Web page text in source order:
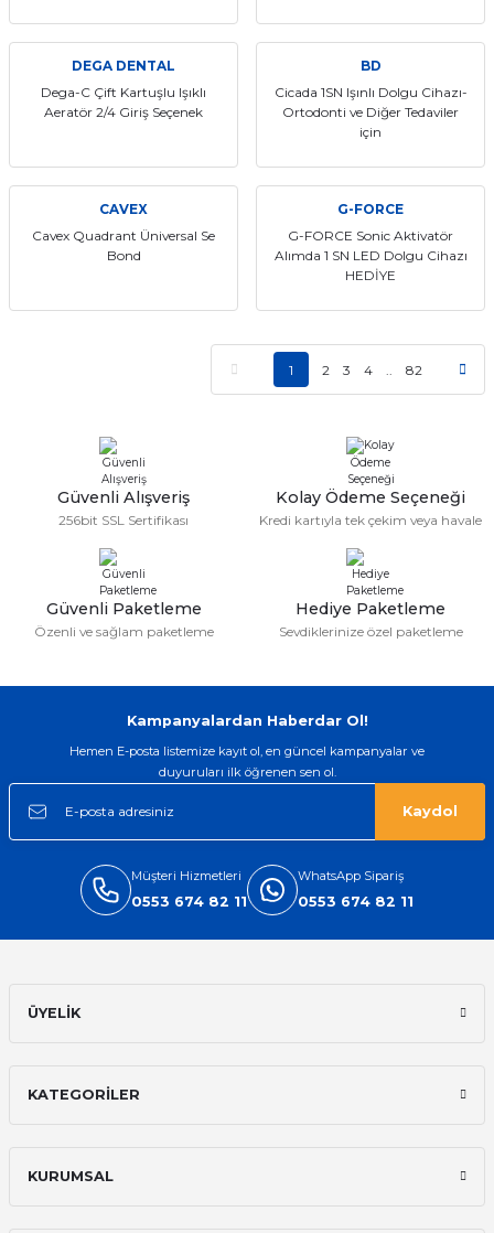
DEGA DENTAL
Dega-C Çift Kartuşlu Işıklı
Aeratör 2/4 Giriş Seçenek
BD
Cicada 1SN Işınlı Dolgu Cihazı-
Ortodonti ve Diğer Tedaviler
için
CAVEX
Cavex Quadrant Üniversal Se
Bond
G-FORCE
G-FORCE Sonic Aktivatör
Alımda 1 SN LED Dolgu Cihazı
HEDİYE
1 2 3 4 82
Güvenli Alışveriş
256bit SSL Sertifikası
Kolay Ödeme Seçeneği
Kredi kartıyla tek çekim veya havale
Güvenli Paketleme
Özenli ve sağlam paketleme
Hediye Paketleme
Sevdiklerinize özel paketleme
Kampanyalardan Haberdar Ol!
Hemen E-posta listemize kayıt ol, en güncel kampanyalar ve
duyuruları ilk öğrenen sen ol.
Kaydol
Müşteri Hizmetleri
0553 674 82 11
WhatsApp Sipariş
0553 674 82 11
ÜYELİK
KATEGORİLER
KURUMSAL